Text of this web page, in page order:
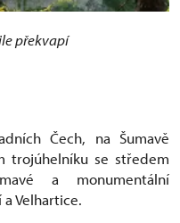
překvapí
Čech, na Šumavě
trojúhelníku se středem
a monumentální
Velhartice.